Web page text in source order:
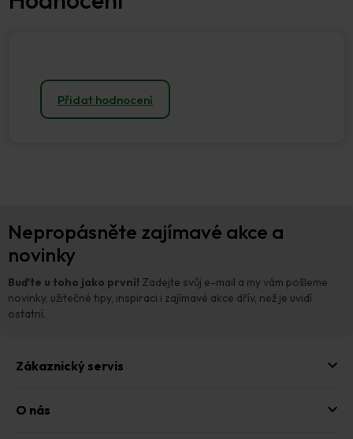
Přidat hodnocení
Nepropásněte zajímavé akce a
novinky
Buďte u toho jako první! Zadejte svůj e-mail a my vám pošleme
novinky, užitečné tipy, inspiraci i zajímavé akce dřív, než je uvidí
ostatní.
Zákaznický servis
O nás